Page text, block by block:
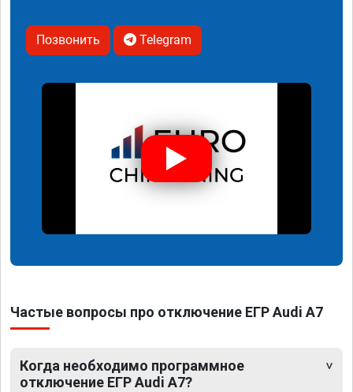
Позвонить Telegram
Частые вопросы про отключение ЕГР Audi A7
Когда необходимо программное
отключение ЕГР Audi A7?